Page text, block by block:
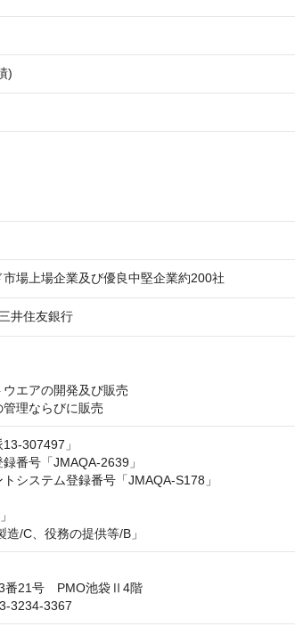
)
場上場企業及び優良中堅企業約200社
井住友銀行
ウエアの開発及び販売
管理ならびに販売
307497」
番号「JMAQA-2639」
システム登録番号「JMAQA-S178」
造/C、役務の提供等/B」
番21号　PMO池袋Ⅱ4階
3234-3367